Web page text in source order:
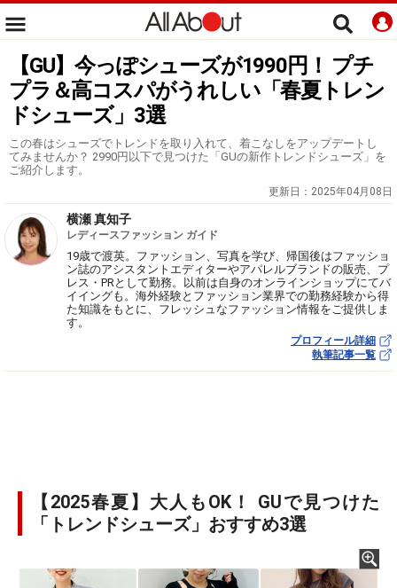
【GU】今っぽシューズが1990円！ プチ
プラ＆高コスパがうれしい「春夏トレン
ドシューズ」3選
この春はシューズでトレンドを取り入れて、着こなしをアップデートし
てみませんか？ 2990円以下で見つけた「GUの新作トレンドシューズ」を
ご紹介します。
更新日： 2025年04月08日
横瀬 真知子
レディースファッション ガイド
19歳で渡英。ファッション、写真を学び、帰国後はファッショ
ン誌のアシスタントエディターやアパレルブランドの販売、プ
レス・PRとして勤務。以前は自身のオンラインショップにてバ
イイングも。海外経験とファッション業界での勤務経験から得
た知識をもとに、フレッシュなファッション情報をご提供しま
す。
プロフィール詳細
執筆記事一覧
【2025春夏】大人もOK！ GUで見つけた
「トレンドシューズ」おすすめ3選